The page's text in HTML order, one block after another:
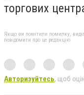
торгових
Якщо ви помітили помилку,
повідомити про це редакцію
Авторизуйтесь, щоб